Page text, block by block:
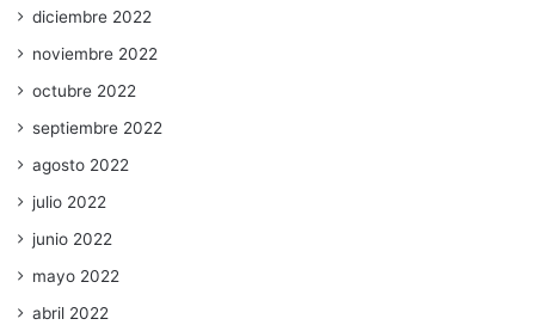
diciembre 2022
noviembre 2022
octubre 2022
septiembre 2022
agosto 2022
julio 2022
junio 2022
mayo 2022
abril 2022